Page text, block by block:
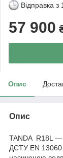
Відправка з
57 900
Опис
Опис
TANDA R18L —
ДСТУ EN 13060: